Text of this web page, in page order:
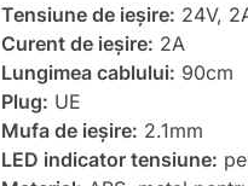
Tensiune de ieșire: 24V,
Curent de ieșire: 2A
Lungimea cablului: 90cm
Plug: UE
Mufa de ieșire: 2.1mm
LED indicator tensiune: